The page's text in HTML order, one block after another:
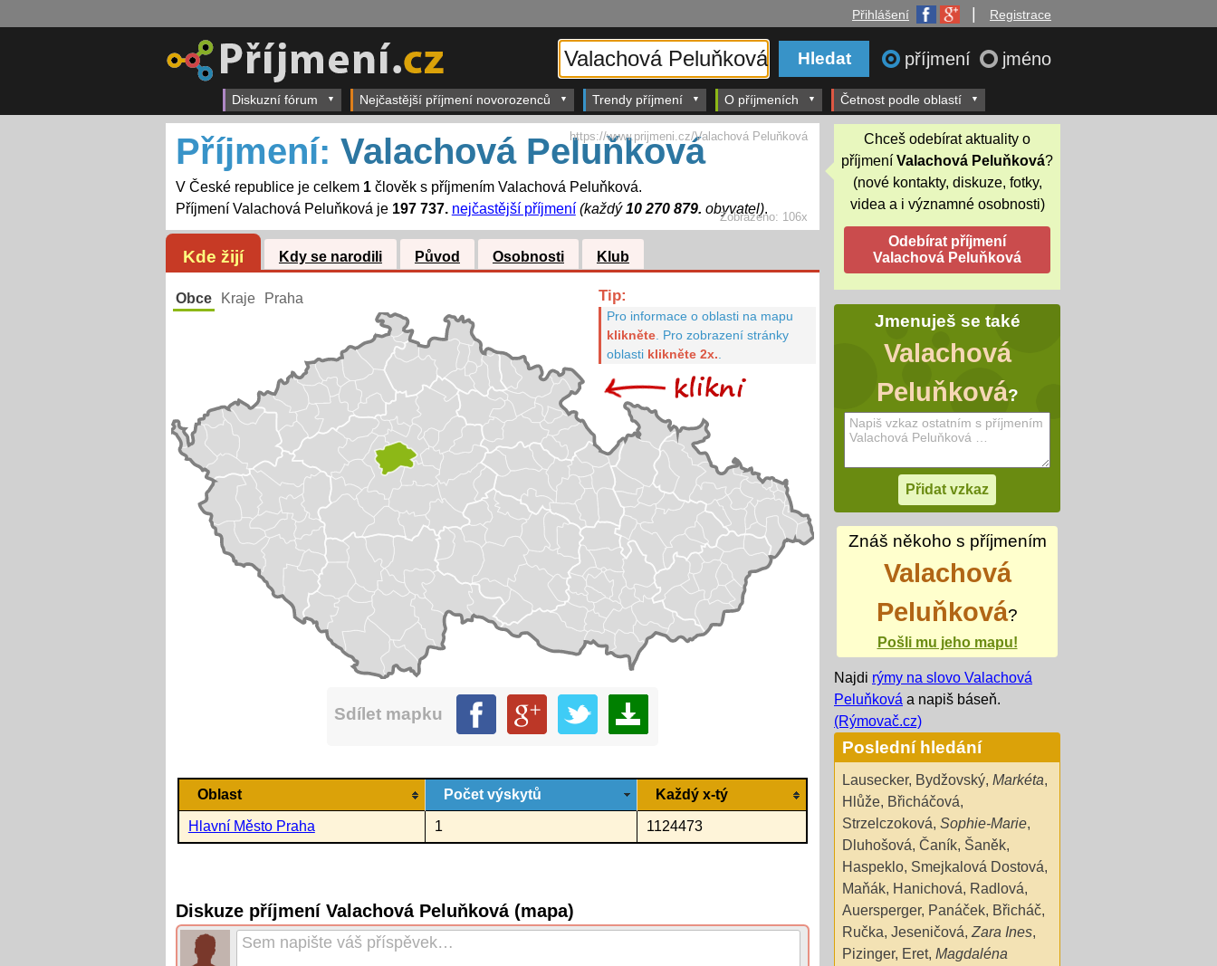
Přihlášení Registrace
příjmení jméno
Diskuzní fórum Nejčastější příjmení novorozenců Trendy příjmení O příjmeních Četnost podle oblastí
Zobrazeno: 106x
Příjmení: Valachová Peluňková
V České republice je celkem 1člověk s příjmením Valachová Peluňková.
Příjmení Valachová Peluňková je 197 737. nejčastější příjmení (každý10 270 879. obyvatel).
https://www.prijmeni.cz/Valachová Peluňková
Kde žijí Kdy se narodili Původ Osobnosti Klub
Obce Kraje Praha Tip:
Pro informace o oblasti na mapu
klikněte. Pro zobrazení stránky
oblasti klikněte 2x.
Sdílet mapku
Oblast Počet výskytů Každý x-tý
Hlavní Město Praha 1 1124473
Diskuze příjmení Valachová Peluňková (mapa)
Chceš odebírat aktuality o
příjmení Valachová Peluňková?
(nové kontakty, diskuze, fotky,
videa a i významné osobnosti)
Jmenuješ se také
Valachová
Peluňková?
Znáš někoho s příjmením
Valachová
Peluňková?
Pošli mu jeho mapu!
Najdi rýmy na slovo Valachová
Peluňková a napiš báseň.
(Rýmovač.cz)
Poslední hledání
Lausecker, Bydžovský, Markéta,
Hlůže, Břicháčová,
Strzelczoková, Sophie-Marie,
Dluhošová, Čaník, Šaněk,
Haspeklo, Smejkalová Dostová,
Maňák, Hanichová, Radlová,
Auersperger, Panáček, Břicháč,
Ručka, Jeseničová, Zara Ines,
Pizinger, Eret, Magdaléna